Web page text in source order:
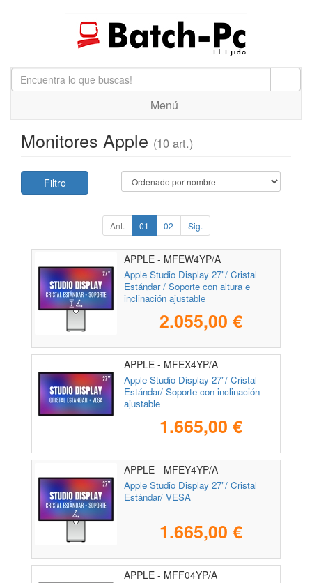
Menú
Monitores Apple (10 art.)
Filtro
Ant. 01 02 Sig.
APPLE - MFEW4YP/A
Apple Studio Display 27"/ Cristal
Estándar / Soporte con altura e
inclinación ajustable
2.055,00 €
APPLE - MFEX4YP/A
Apple Studio Display 27"/ Cristal
Estándar/ Soporte con inclinación
ajustable
1.665,00 €
APPLE - MFEY4YP/A
Apple Studio Display 27"/ Cristal
Estándar/ VESA
1.665,00 €
APPLE - MFF04YP/A